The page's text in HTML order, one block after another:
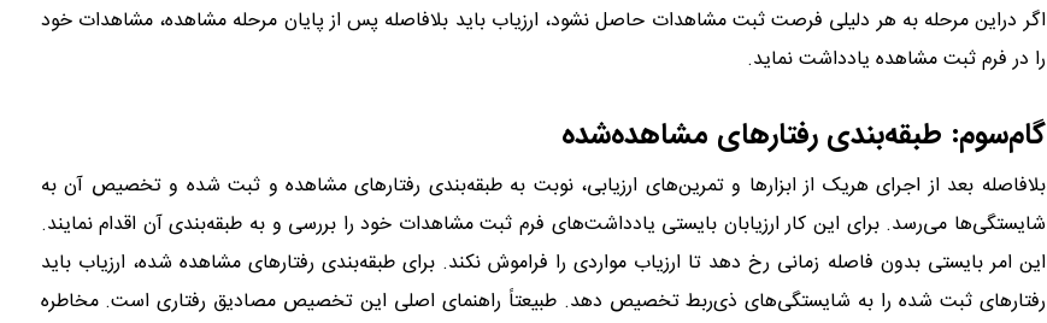
اگر دراین مرحله به هر دلیلی فرصت ثبت مشاهدات حاصل نشود، ارزیاب باید بلافاصله پس از پایان مرحله مشاهده، مشاهدات خود
را در فرم ثبت مشاهده یادداشت نماید.
گام‌سوم: طبقه‌بندی رفتارهای مشاهده‌شده
بلافاصله بعد از اجرای هریک از ابزارها و تمرین‌های ارزیابی، نوبت به طبقه‌بندی رفتارهای مشاهده و ثبت شده و تخصیص آن به
شایستگی‌ها می‌رسد. برای این کار ارزیابان بایستی یادداشت‌های فرم ثبت مشاهدات خود را بررسی و به طبقه‎‌بندی آن اقدام نمایند.
این امر بایستی بدون فاصله زمانی رخ دهد تا ارزیاب مواردی را فراموش نکند. برای طبقه‌بندی رفتارهای مشاهده شده، ارزیاب باید
رفتارهای ثبت شده را به شایستگی‌های ذی‌ربط تخصیص دهد. طبیعتاً راهنمای اصلی این تخصیص مصادیق رفتاری است. مخاطره